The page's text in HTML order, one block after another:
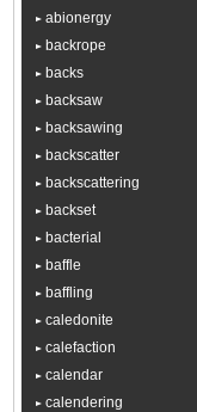
abionergy
backrope
backs
backsaw
backsawing
backscatter
backscattering
backset
bacterial
baffle
baffling
caledonite
calefaction
calendar
calendering